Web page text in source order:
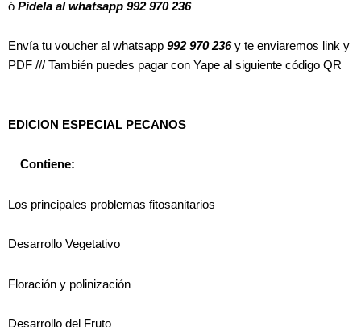
ó Pídela al whatsapp 992 970 236
Envía tu voucher al whatsapp 992 970 236y te enviaremos link y
PDF /// También puedes pagar con Yape al siguiente código QR
EDICION ESPECIAL PECANOS
Contiene:
Los principales problemas fitosanitarios
Desarrollo Vegetativo
Floración y polinización
Desarrollo del Fruto